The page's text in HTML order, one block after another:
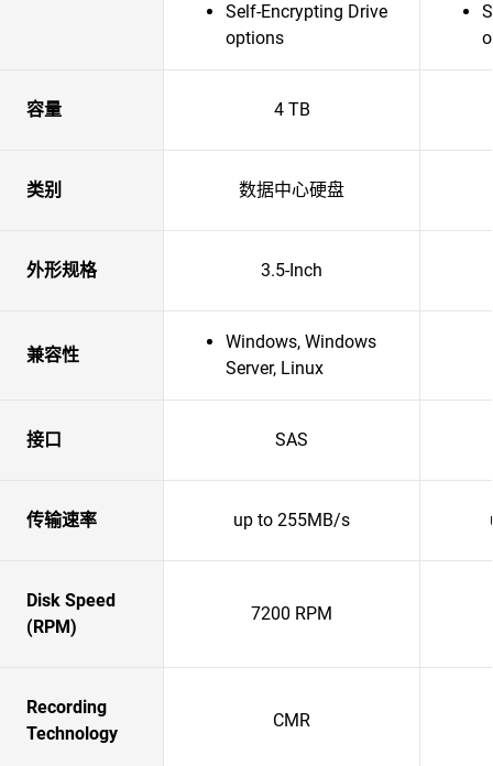
Self-Encrypting Drive
options
容量 4 TB
类别 数据中心硬盘
外形规格 3.5-Inch
兼容性
Windows, Windows
Server, Linux
接口 SAS
传输速率 up to 255MB/s
Disk Speed
(RPM)
7200 RPM
Recording
Technology
CMR